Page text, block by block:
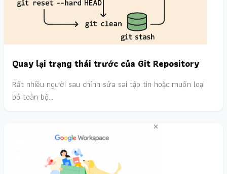
Quay lại trạng thái trước của Git Repository
Rất nhiều người sau chỉnh sửa sai tập tin hoặc muốn loại
bỏ toàn bộ…